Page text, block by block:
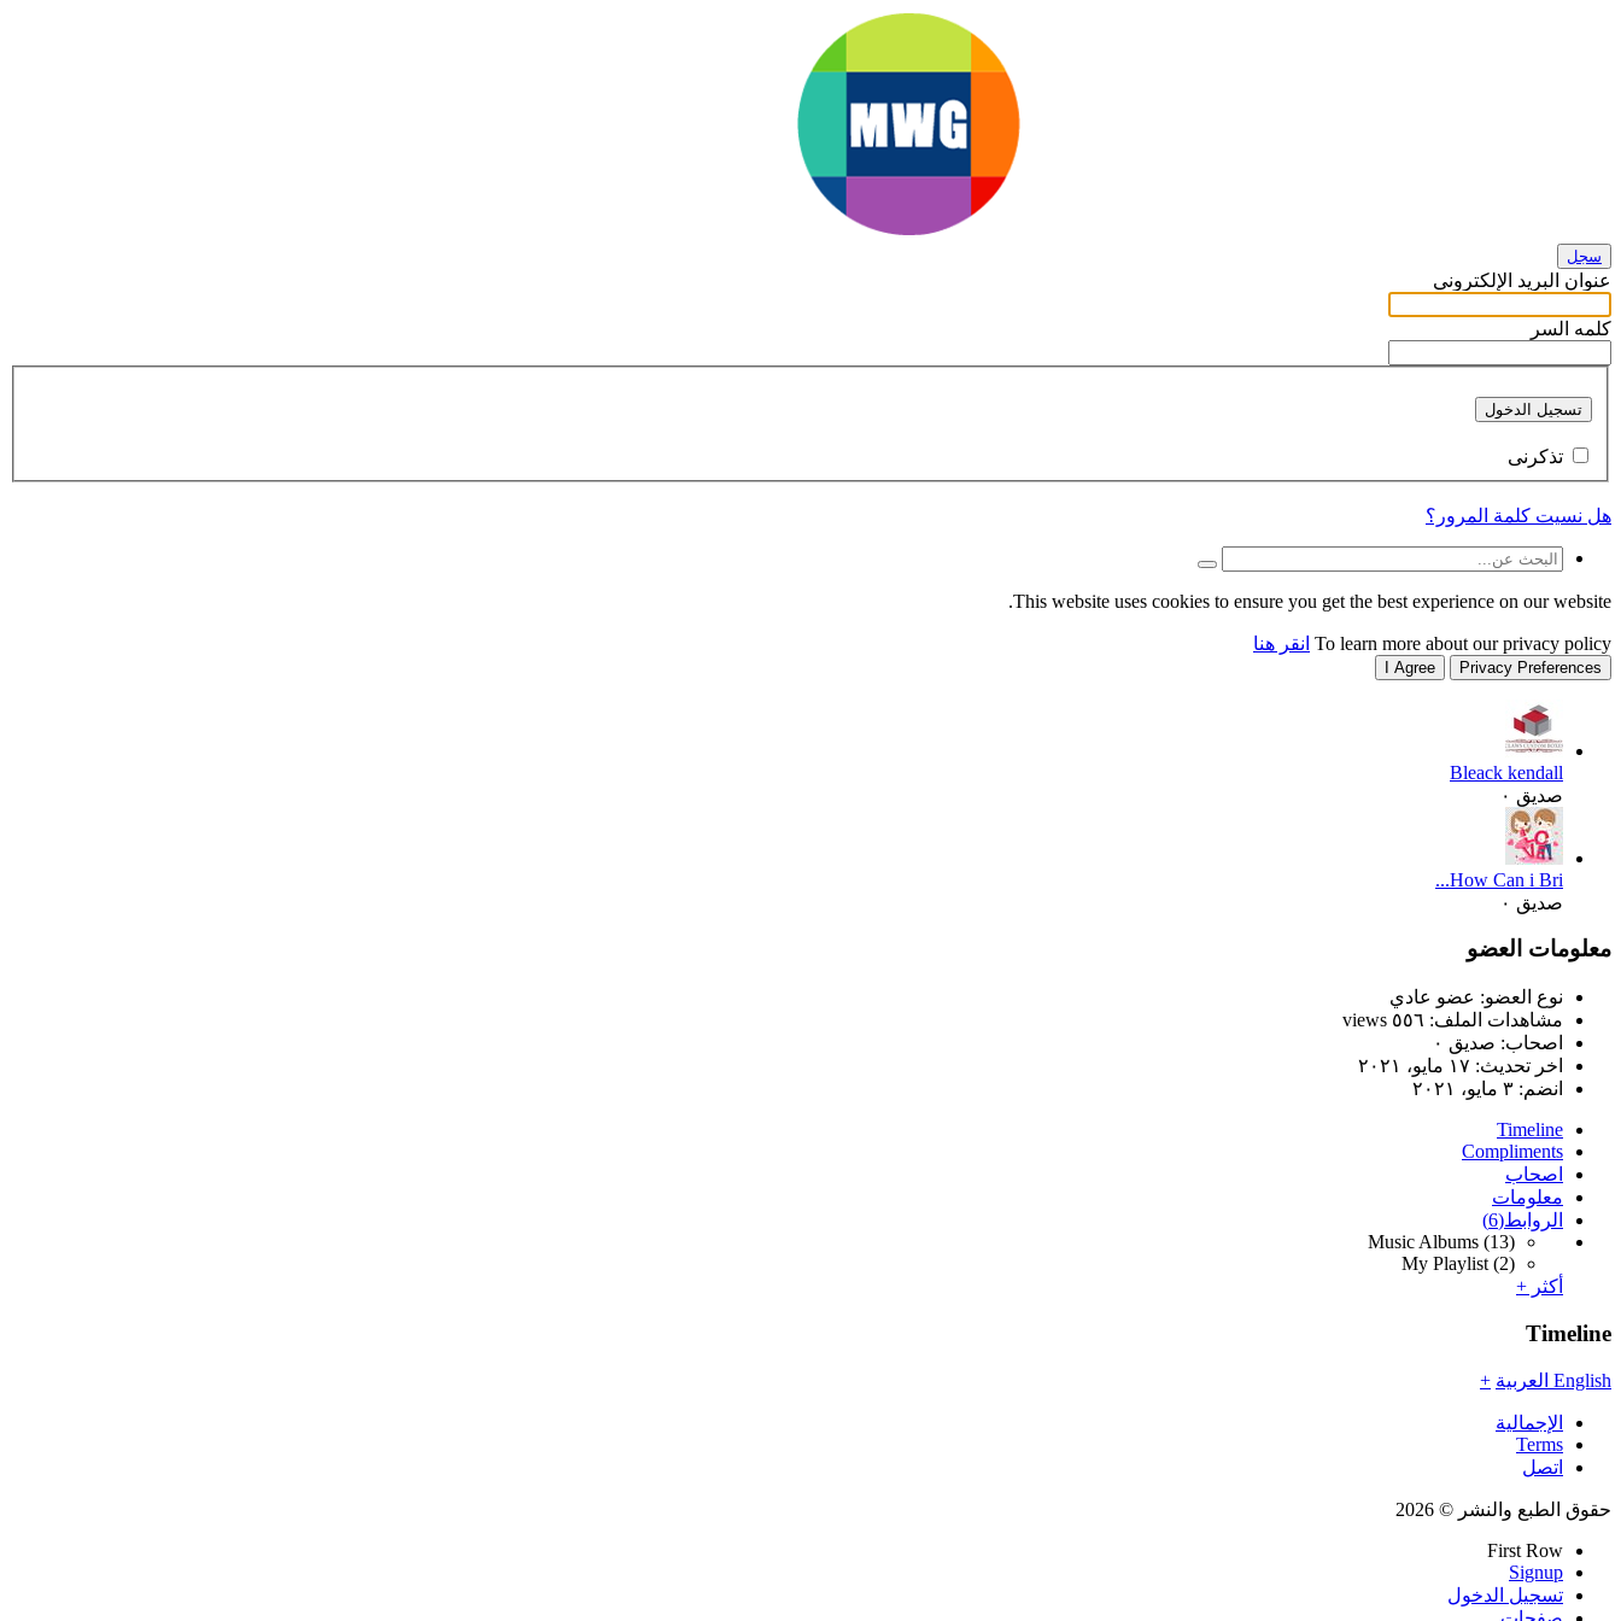
سجل
عنوان البريد الإلكتروني
كلمه السر
تسجيل الدخول
تذكرنى
هل نسيت كلمة المرور؟
This website uses cookies to ensure you get the best experience on our website.
To learn more about our privacy policy انقر هنا
Privacy Preferences
I Agree
Bleack kendall
صديق ٠
How Can i Bri...
صديق ٠
معلومات العضو
نوع العضو: عضو عادي
مشاهدات الملف: ٥٥٦ views
اصحاب: صديق ٠
اخر تحديث: ١٧ مايو، ٢٠٢١
انضم: ٣ مايو، ٢٠٢١
Timeline
Compliments
اصحاب
معلومات
الروابط(6)
Music Albums (13)
My Playlist (2)
أكثر +
Timeline
English العربية +
الإجمالية
Terms
اتصل
حقوق الطبع والنشر © 2026
First Row
Signup
تسجيل الدخول